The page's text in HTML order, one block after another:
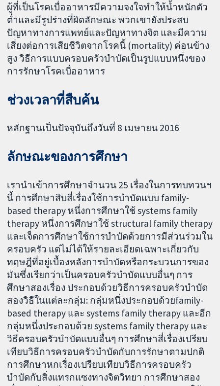
ผู้ที่เป็นโรคเบื่ออาหารมีความจงใจทำให้น้ำหนักตัว
ต่ำและมีรูปร่างที่ผิดลักษณะ พวกเขายังประสบ
ปัญหาทางการแพทย์และปัญหาทางจิต และมีความ
เสี่ยงต่อการเสียชีวิตจากโรคนี้ (mortality) ค่อนข้าง
สูง วิธีการแบบครอบครัวบำบัดเป็นรูปแบบหนึ่งของ
การรักษาโรคเบื่ออาหาร
ช่วงเวลาที่สืบค้น
หลักฐานเป็นปัจจุบันถึงวันที่ 8 เมษายน 2016
ลักษณะของการศึกษา
เรานำเข้าการศึกษาจำนวน 25 เรื่องในการทบทวนฯ
นี้ การศึกษาสิบสี่เรื่องใช้การบำบัดแบบ family-
based therapy หนึ่งการศึกษาใช้ systems family
therapy หนึ่งการศึกษาใช้ structural family therapy
และเจ็ดการศึกษาใช้การบำบัดด้วยการมีส่วนร่วมใน
ครอบครัว แต่ไม่ได้ให้รายละเอียดเฉพาะเกี่ยวกับ
ทฤษฎีที่อยู่เบื้องหลังการบำบัดหรือกระบวนการของ
มันซึ่งเรียกว่าเป็นครอบครัวบำบัดแบบอื่นๆ การ
ศึกษาสองเรื่อง ประกอบด้วยวิธีการครอบครัวบำบัด
สองวิธีในแต่ละกลุ่ม: กลุ่มหนึ่งประกอบด้วยfamily-
based therapy และ systems family therapy และอีก
กลุ่มหนึ่งประกอบด้วย systems family therapy และ
วิธีครอบครัวบำบัดแบบอื่นๆ การศึกษาสี่เรื่องเปรียบ
เทียบวิธีการครอบครัวบำบัดกับการรักษาตามปกติ
การศึกษาหกเรื่องเปรียบเทียบวิธีการครอบครัว
บำบัดกับสิ่งแทรกแซงทางจิตวิทยา การศึกษาสอง